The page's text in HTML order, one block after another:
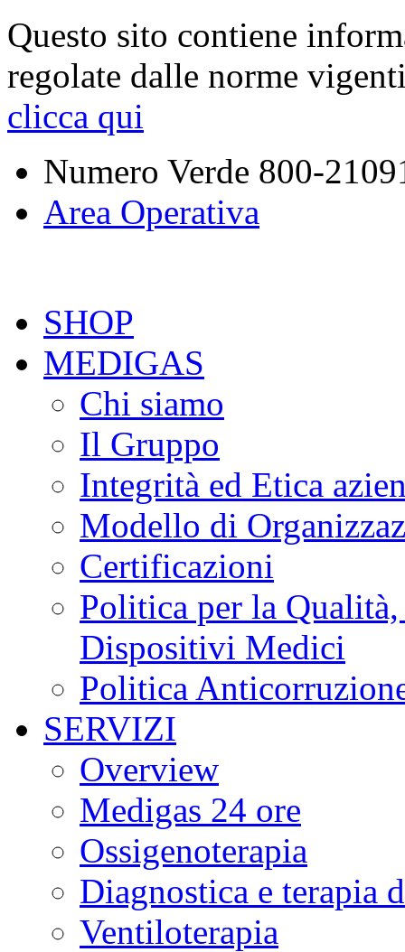
Questo sito contiene
regolate dalle norme
clicca qui
Numero Verde 800-
Area Operativa
SHOP
MEDIGAS
Chi siamo
Il Gruppo
Integrità ed Etica
Modello di
Certificazioni
Politica per la
Dispositivi Medici
Politica
SERVIZI
Overview
Medigas 24 ore
Ossigenoterapia
Diagnostica e terapia
Ventiloterapia